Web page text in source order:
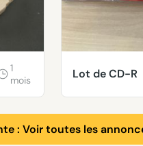
1
mois
Lot de CD-R
: Voir toutes les